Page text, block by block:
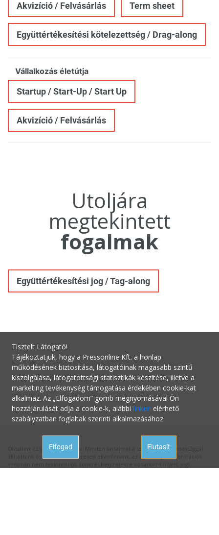
Akvizíció / Felvásárlás Term sheet
Együttértékesítési kötelezettség / Drag-along
Vállalkozás életútja
Startup / Start-Up / Start Up
Akvizíció / Felvásárlás
Utoljára
megtekintett
fogalmak
Együttértékesítési jog / Tag-along
Oldalunk célja a tájékoztatás. Minden tartalmat a legnagyobb gondossággal
állítottunk össze és rendszeresen ellenőrzünk, az itt szereplő információk
Tisztelt Látogató!
Tájékoztatjuk, hogy a Pressonline Kft. a honlap
működésének biztosítása, látogatóinak magasabb szintű
kiszolgálása, látogatottsági statisztikák készítése, illetve a
marketing tevékenység támogatása érdekében cookie-kat
alkalmaz. Az „Elfogadom” gomb megnyomásával Ön
hozzájárulását adja a cookie-k, alábbi linken elérhető
szabályzatban foglaltak szerinti alkalmazásához.
Elfogad Elutasít